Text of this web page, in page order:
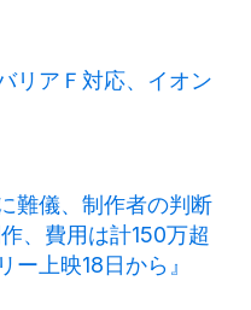
リアＦ対応、イオン
難儀、制作者の判断
、費用は計150万超
上映18日から』